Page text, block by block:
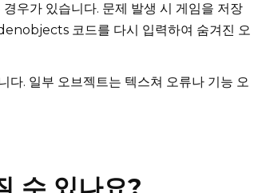
우가 있습니다. 문제 발생 시 게임을 저장
코드를 다시 입력하여 숨겨진 오
다. 일부 오브젝트는 텍스쳐 오류나 기능 오